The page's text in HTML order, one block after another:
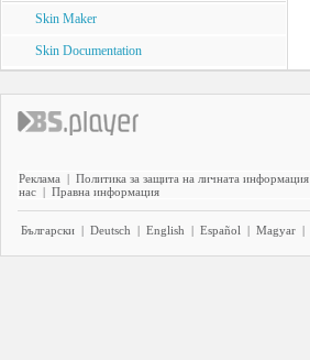
Skin Maker
Skin Documentation
Реклама | Политика за защита на личната информация
нас | Правна информация
Български | Deutsch | English | Español | Magyar |